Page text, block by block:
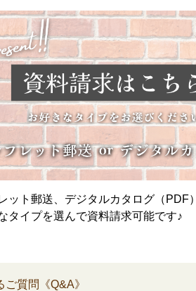
ット郵送、デジタルカタログ（PDF）
タイプを選んで資料請求可能です♪
質問《Q&A》